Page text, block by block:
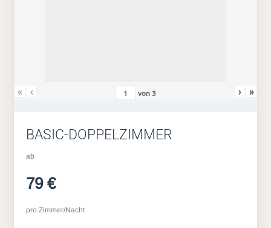
« ‹ von3 › »
BASIC-DOPPELZIMMER
ab
79 €
pro Zimmer/Nacht